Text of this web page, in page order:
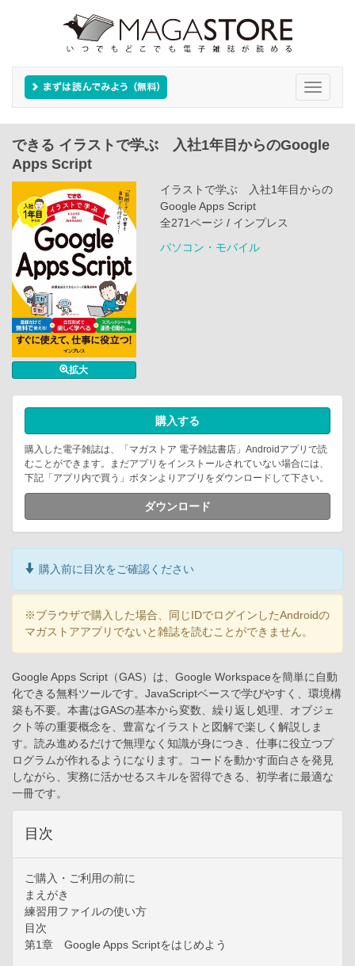
Toggle
できる イラストで学ぶ 入社1年目からのGoogle
Apps Script
拡大
イラストで学ぶ 入社1年目からの
Google Apps Script
全271ページ / インプレス
パソコン・モバイル
購入する
購入した電子雑誌は、「マガストア 電子雑誌書店」Androidアプリで読
むことができます。まだアプリをインストールされていない場合には、
下記「アプリ内で買う」ボタンよりアプリをダウンロードして下さい。
ダウンロード
購入前に目次をご確認ください
※ブラウザで購入した場合、同じIDでログインしたAndroidの
マガストアアプリでないと雑誌を読むことができません。
Google Apps Script（GAS）は、Google Workspaceを簡単に自動
化できる無料ツールです。JavaScriptベースで学びやすく、環境構
築も不要。本書はGASの基本から変数、繰り返し処理、オブジェ
クト等の重要概念を、豊富なイラストと図解で楽しく解説しま
す。読み進めるだけで無理なく知識が身につき、仕事に役立つプ
ログラムが作れるようになります。コードを動かす面白さを発見
しながら、実務に活かせるスキルを習得できる、初学者に最適な
一冊です。
目次
ご購入・ご利用の前に
まえがき
練習用ファイルの使い方
目次
第1章 Google Apps Scriptをはじめよう